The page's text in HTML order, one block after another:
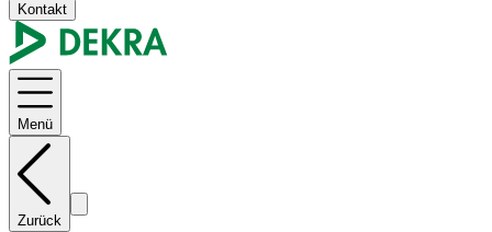
Kontakt
Menü
Zurück